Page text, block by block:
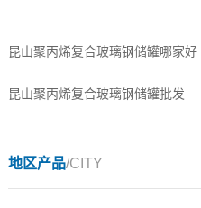
昆山聚丙烯复合玻璃钢储罐哪家好
昆山聚丙烯复合玻璃钢储罐批发
地区产品/CITY